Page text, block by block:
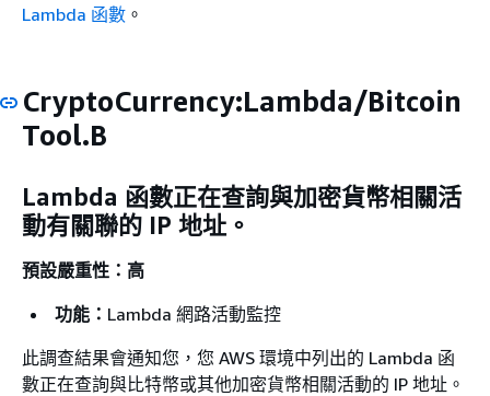
Lambda 函數 。
CryptoCurrency:Lambda/Bitcoin
Tool.B
Lambda 函數正在查詢與加密貨幣相關活
動有關聯的 IP 地址。
預設嚴重性：高
功能： Lambda 網路活動監控
此調查結果會通知您，您 AWS 環境中列出的 Lambda 函
數正在查詢與比特幣或其他加密貨幣相關活動的 IP 地址。